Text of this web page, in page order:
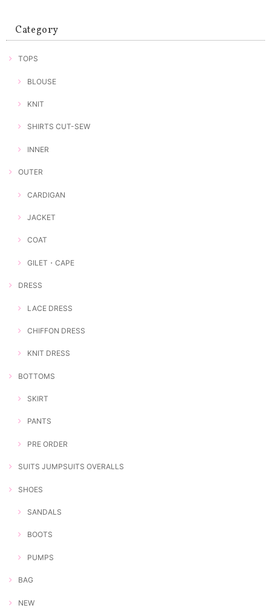
Category
TOPS
BLOUSE
KNIT
SHIRTS CUT-SEW
INNER
OUTER
CARDIGAN
JACKET
COAT
GILET・CAPE
DRESS
LACE DRESS
CHIFFON DRESS
KNIT DRESS
BOTTOMS
SKIRT
PANTS
PRE ORDER
SUITS JUMPSUITS OVERALLS
SHOES
SANDALS
BOOTS
PUMPS
BAG
NEW